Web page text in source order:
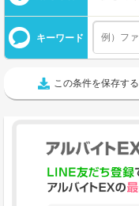
キーワード
この条件を保存する